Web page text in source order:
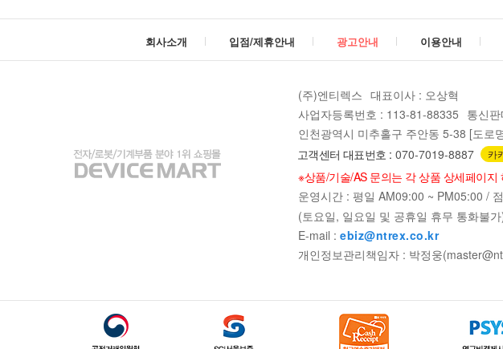
회사소개 입점/제휴안내 광고안내 이용안내
(주)엔티렉스 대표이사 : 오상혁
사업자등록번호 : 113-81-88335 통신
인천광역시 미추홀구 주안동 5-38 [도로
고객센터 대표번호 : 070-7019-8887 카
※상품/기술/AS 문의는 각 상품 상세페이
운영시간 : 평일 AM09:00 ~ PM05:00 /
(토요일, 일요일 및 공휴일 휴무 통화불
E-mail : ebiz@ntrex.co.kr
개인정보관리책임자 : 박정웅